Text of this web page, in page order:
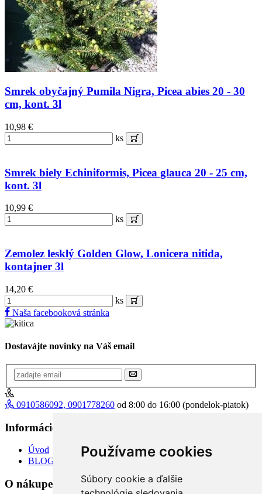
Používame cookies
Súbory cookie a ďalšie
Smrek obyčajný Pumila Nigra, Picea abies 20 - 30
cm, kont. 3l
10,98 €
ks
Smrek biely Echiniformis, Picea glauca 20 - 25 cm,
kont. 3l
10,99 €
ks
Zemolez lesklý Golden Glow, Lonicera nitida,
kontajner 3l
14,20 €
ks
Naša facebooková stránka
Dostavájte novinky na Váš email
0910586092, 0901778260 od 8:00 do 16:00 (pondelok-piatok)
Informácie
Úvod
BLOG
O nákupe